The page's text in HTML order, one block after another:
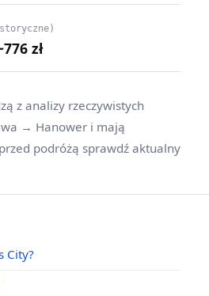
zł
z analizy rzeczywistych
→ Hanower i mają
podróżą sprawdź aktualny
City?